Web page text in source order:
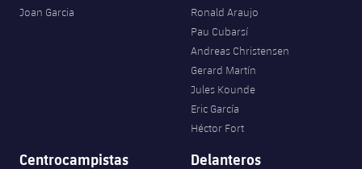
Joan Garcia
Ronald Araujo
Pau Cubarsí
Andreas Christensen
Gerard Martín
Jules Kounde
Eric García
Héctor Fort
Centrocampistas Delanteros